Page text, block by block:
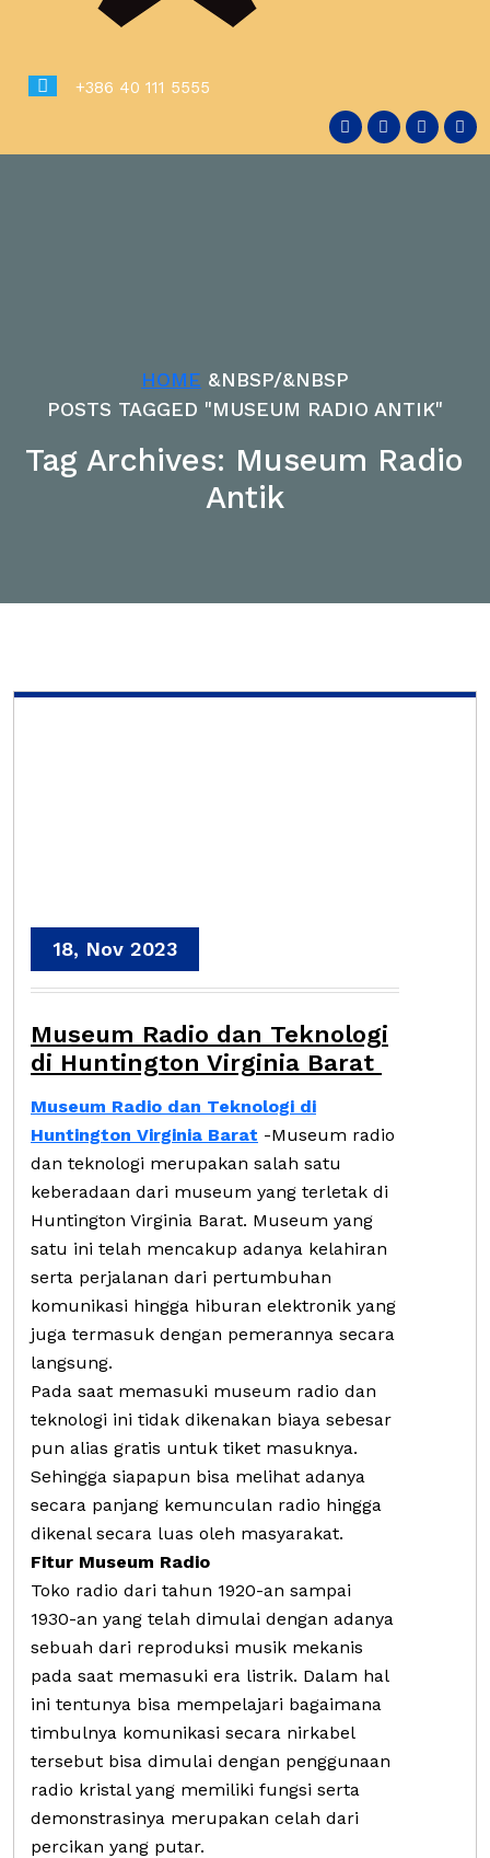
+386 40 111 5555
HOME &NBSP/&NBSP
POSTS TAGGED "MUSEUM RADIO ANTIK"
Tag Archives: Museum Radio
Antik
18, Nov 2023
Museum Radio dan Teknologi
di Huntington Virginia Barat
Museum Radio dan Teknologi di
Huntington Virginia Barat -Museum radio
dan teknologi merupakan salah satu
keberadaan dari museum yang terletak di
Huntington Virginia Barat. Museum yang
satu ini telah mencakup adanya kelahiran
serta perjalanan dari pertumbuhan
komunikasi hingga hiburan elektronik yang
juga termasuk dengan pemerannya secara
langsung.
Pada saat memasuki museum radio dan
teknologi ini tidak dikenakan biaya sebesar
pun alias gratis untuk tiket masuknya.
Sehingga siapapun bisa melihat adanya
secara panjang kemunculan radio hingga
dikenal secara luas oleh masyarakat.
Fitur Museum Radio
Toko radio dari tahun 1920-an sampai
1930-an yang telah dimulai dengan adanya
sebuah dari reproduksi musik mekanis
pada saat memasuki era listrik. Dalam hal
ini tentunya bisa mempelajari bagaimana
timbulnya komunikasi secara nirkabel
tersebut bisa dimulai dengan penggunaan
radio kristal yang memiliki fungsi serta
demonstrasinya merupakan celah dari
percikan yang putar.